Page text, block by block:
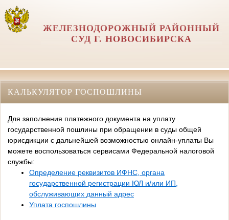
ЖЕЛЕЗНОДОРОЖНЫЙ РАЙОННЫЙ
СУД Г. НОВОСИБИРСКА
КАЛЬКУЛЯТОР ГОСПОШЛИНЫ
Для заполнения платежного документа на уплату
государственной пошлины при обращении в суды общей
юрисдикции с дальнейшей возможностью онлайн-уплаты Вы
можете воспользоваться сервисами Федеральной налоговой
службы:
Определение реквизитов ИФНС, органа
государственной регистрации ЮЛ и/или ИП,
обслуживающих данный адрес
Уплата госпошлины